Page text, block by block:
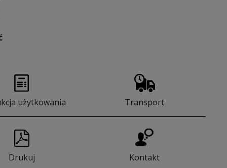
użytkowania Transport
Drukuj Kontakt